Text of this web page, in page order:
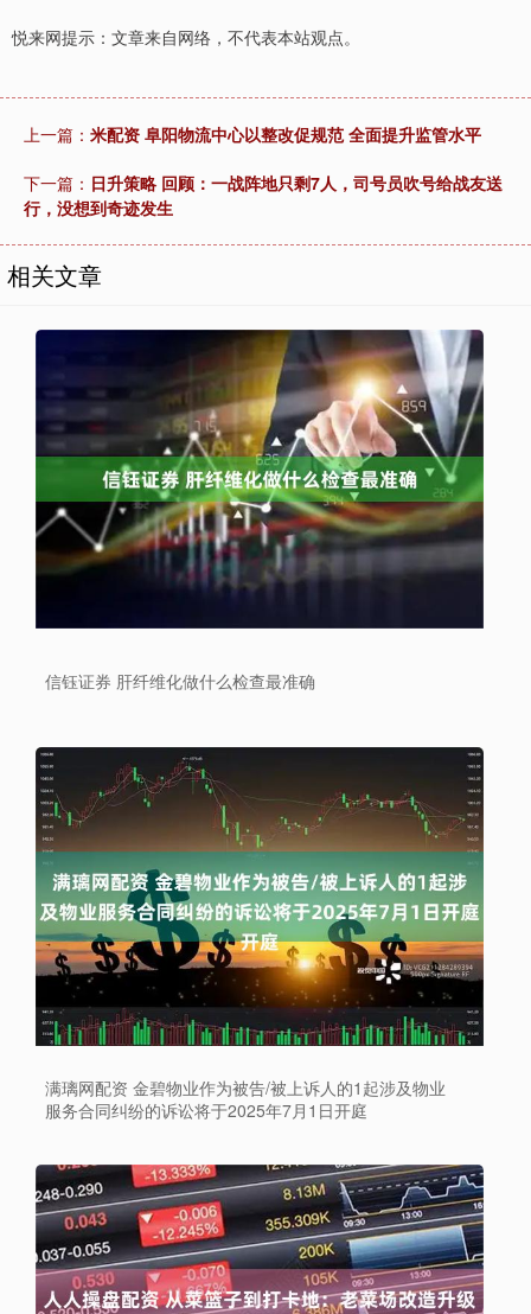
悦来网提示：文章来自网络，不代表本站观点。
上一篇： 米配资 阜阳物流中心以整改促规范 全面提升监管水平
下一篇： 日升策略 回顾：一战阵地只剩7人，司号员吹号给战友送
行，没想到奇迹发生
相关文章
信钰证券 肝纤维化做什么检查最准确
满璃网配资 金碧物业作为被告/被上诉人的1起涉及物业
服务合同纠纷的诉讼将于2025年7月1日开庭